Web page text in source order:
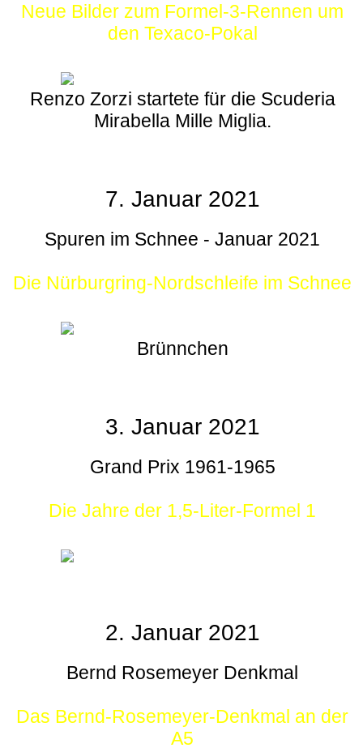
Neue Bilder zum Formel-3-Rennen um
den Texaco-Pokal
Renzo Zorzi startete für die Scuderia
Mirabella Mille Miglia.
7. Januar 2021
Spuren im Schnee - Januar 2021
Die Nürburgring-Nordschleife im Schnee
Brünnchen
3. Januar 2021
Grand Prix 1961-1965
Die Jahre der 1,5-Liter-Formel 1
2. Januar 2021
Bernd Rosemeyer Denkmal
Das Bernd-Rosemeyer-Denkmal an der
A5